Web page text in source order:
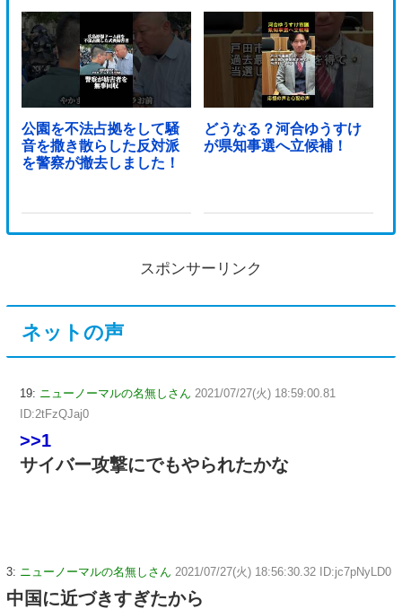
公園を不法占拠をして騒
音を撒き散らした反対派
を警察が撤去しました！
どうなる？河合ゆうすけ
が県知事選へ立候補！
スポンサーリンク
ネットの声
19: ニューノーマルの名無しさん 2021/07/27(火) 18:59:00.81
ID:2tFzQJaj0
>>1
サイバー攻撃にでもやられたかな
3: ニューノーマルの名無しさん 2021/07/27(火) 18:56:30.32 ID:jc7pNyLD0
中国に近づきすぎたから